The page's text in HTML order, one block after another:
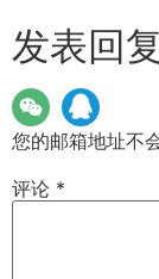
发表回复
您的邮箱地址不
评论 *